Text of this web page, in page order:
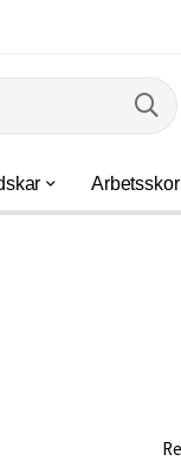
Arbetsskor